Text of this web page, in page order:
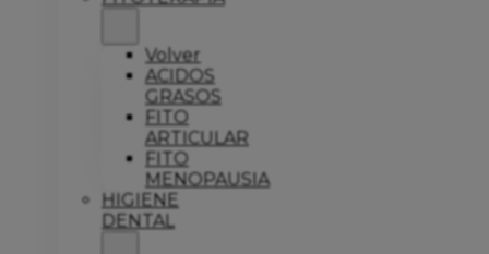
Volver
ACIDOS
GRASOS
FITO
ARTICULAR
FITO
MENOPAUSIA
HIGIENE
DENTAL